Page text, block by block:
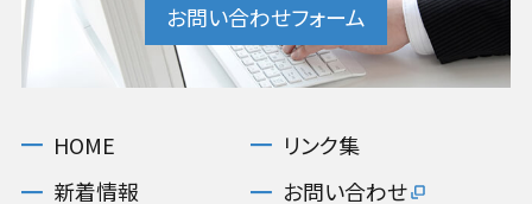
お問い合わせフォーム
HOME
新着情報
リンク集
お問い合わせ